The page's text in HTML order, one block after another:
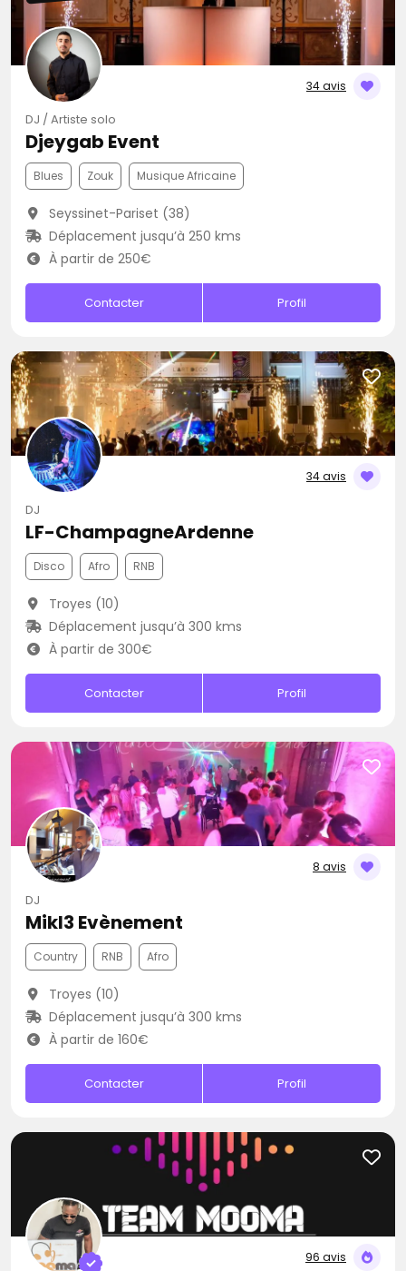
34 avis
DJ / Artiste solo
Djeygab Event
Blues Zouk Musique Africaine
Seyssinet-Pariset (38)
Déplacement jusqu’à 250 kms
À partir de 250€
Contacter Profil
34 avis
DJ
LF-ChampagneArdenne
Disco Afro RNB
Troyes (10)
Déplacement jusqu’à 300 kms
À partir de 300€
Contacter Profil
8 avis
DJ
Mikl3 Evènement
Country RNB Afro
Troyes (10)
Déplacement jusqu’à 300 kms
À partir de 160€
Contacter Profil
96 avis